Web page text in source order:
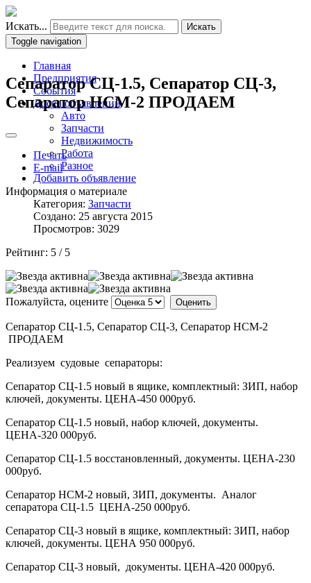
Искать...
Искать
Toggle navigation
Главная
Предприятия
События
Доска объявлений
Авто
Запчасти
Недвижимость
Работа
Разное
Добавить объявление
Сепаратор СЦ-1.5, Сепаратор СЦ-3,
Сепаратор НСМ-2 ПРОДАЕМ
Печать
E-mail
Информация о материале
Категория: Запчасти
Создано: 25 августа 2015
Просмотров: 3029
Рейтинг: 5 / 5
Пожалуйста, оцените
Сепаратор СЦ-1.5, Сепаратор СЦ-3, Сепаратор НСМ-2
ПРОДАЕМ
Реализуем судовые сепараторы:
Сепаратор СЦ-1.5 новый в ящике, комплектный: ЗИП, набор
ключей, документы. ЦЕНА-450 000руб.
Сепаратор СЦ-1.5 новый, набор ключей, документы.
ЦЕНА-320 000руб.
Сепаратор СЦ-1.5 восстановленный, документы. ЦЕНА-230
000руб.
Сепаратор НСМ-2 новый, ЗИП, документы. Аналог
сепаратора СЦ-1.5 ЦЕНА-250 000руб.
Сепаратор СЦ-3 новый в ящике, комплектный: ЗИП, набор
ключей, документы. ЦЕНА 950 000руб.
Сепаратор СЦ-3 новый, документы. ЦЕНА-420 000руб.